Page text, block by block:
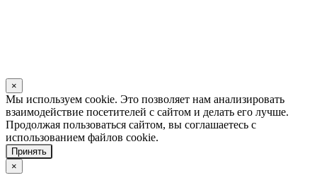
×
Мы используем cookie. Это позволяет нам анализировать
взаимодействие посетителей с сайтом и делать его лучше.
Продолжая пользоваться сайтом, вы соглашаетесь с
использованием файлов cookie.
Принять
×